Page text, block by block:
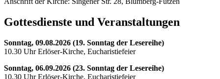
Gottesdienste und Veranstaltungen
Sonntag, 09.08.2026 (19. Sonntag der Lesereihe)
10.30 Uhr Erlöser-Kirche, Eucharistiefeier
Sonntag, 06.09.2026 (23. Sonntag der Lesereihe)
10.30 Uhr Erlöser-Kirche, Eucharistiefeier